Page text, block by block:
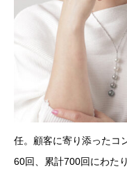
任。顧客に寄り添ったコ
60回、累計700回にわた